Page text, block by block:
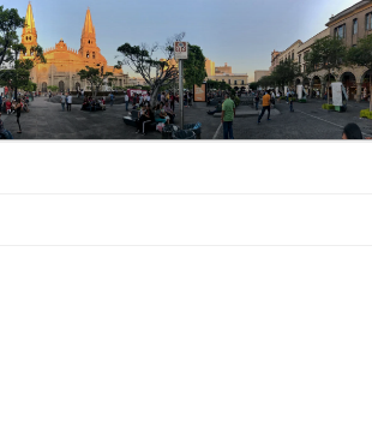
ESCOBAR
del fotógrafo, locutor y productor audiovisual